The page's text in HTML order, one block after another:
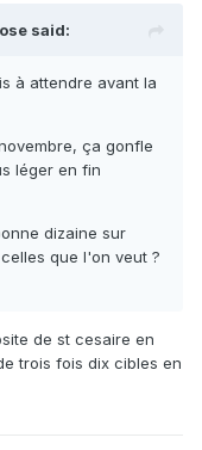
said:
à attendre avant la
ça gonfle
léger en fin
dizaine sur
que l'on veut ?
de st cesaire en
trois fois dix cibles en